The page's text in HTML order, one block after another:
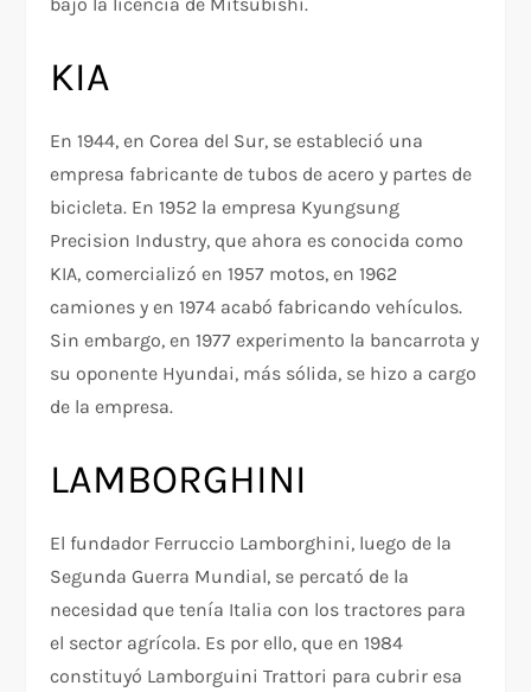
KIA
En 1944, en Corea del Sur, se estableció una
empresa fabricante de tubos de acero y partes de
bicicleta. En 1952 la empresa Kyungsung
Precision Industry, que ahora es conocida como
KIA, comercializó en 1957 motos, en 1962
camiones y en 1974 acabó fabricando vehículos.
Sin embargo, en 1977 experimento la bancarrota y
su oponente Hyundai, más sólida, se hizo a cargo
de la empresa.
LAMBORGHINI
El fundador Ferruccio Lamborghini, luego de la
Segunda Guerra Mundial, se percató de la
necesidad que tenía Italia con los tractores para
el sector agrícola. Es por ello, que en 1984
constituyó Lamborguini Trattori para cubrir esa